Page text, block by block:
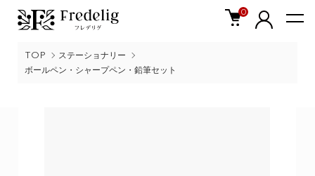
0
TOP
ステーショナリー
ボールペン・シャープペン・鉛筆セット